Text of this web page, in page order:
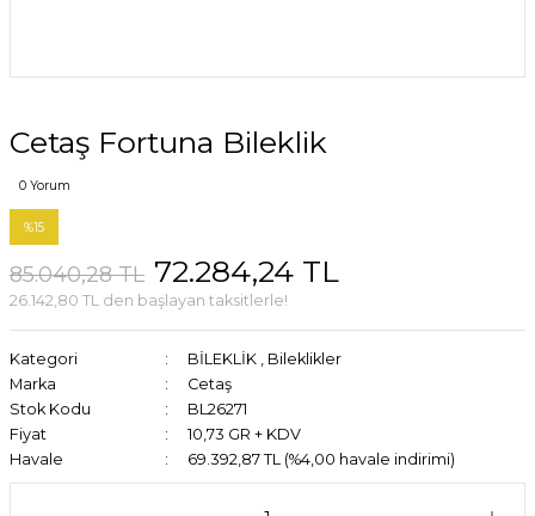
Cetaş Fortuna Bileklik
0 Yorum
%15
85.040,28 TL 72.284,24 TL
26.142,80 TL den başlayan taksitlerle!
Kategori BİLEKLİK , Bileklikler
Marka
Cetaş
Stok Kodu
BL26271
Fiyat
10,73 GR + KDV
Havale
69.392,87 TL (%4,00 havale indirimi)